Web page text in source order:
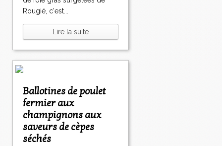
Rougié, c'est...
Lire la suite
Ballotines de poulet
fermier aux
champignons aux
saveurs de cèpes
séchés